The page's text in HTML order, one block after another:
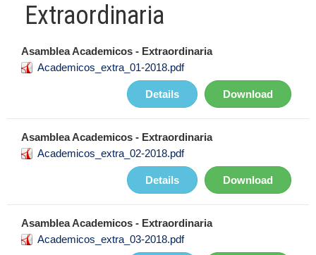
Extraordinaria
Asamblea Academicos - Extraordinaria
Academicos_extra_01-2018.pdf
Download
Details
Asamblea Academicos - Extraordinaria
Academicos_extra_02-2018.pdf
Download
Details
Asamblea Academicos - Extraordinaria
Academicos_extra_03-2018.pdf